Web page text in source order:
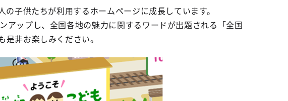
子供たちが利用するホームページに成長しています。
アップし、全国各地の魅力に関するワードが出題される「全国
非お楽しみください。